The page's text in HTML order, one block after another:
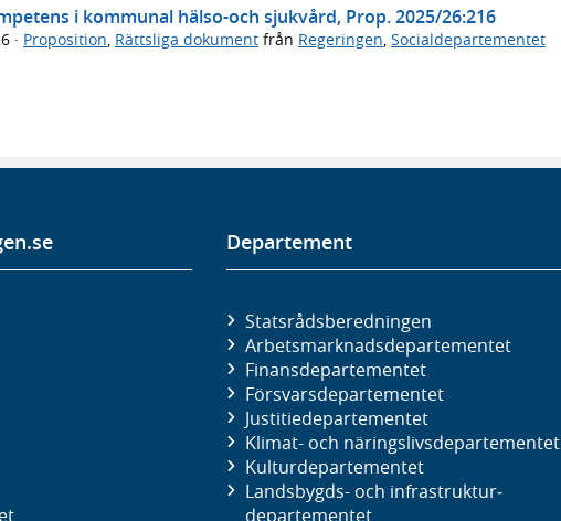
i kommunal hälso-och sjukvård, Prop. 2025/26:216
· Proposition, Rättsliga dokument från Regeringen, Socialdepartementet
Departement
Statsrådsberedningen
Arbetsmarknads­departementet
Finans­departementet
Försvars­departementet
Justitie­departementet
Klimat- och näringslivs­departementet
Kultur­departementet
Landsbygds- och infrastruktur­
departementet